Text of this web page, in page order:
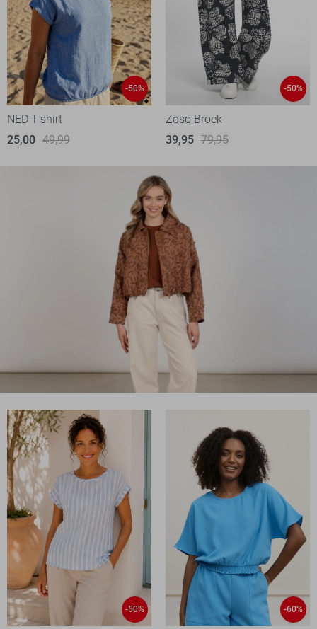
-50%
NED T-shirt
25,00 49,99
-50%
Zoso Broek
39,95 79,95
-50% -60%